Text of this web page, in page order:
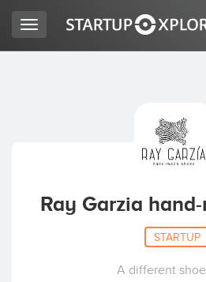
ACCESO
Toggle
navigation
Ray Garzia
STARTUP
A different